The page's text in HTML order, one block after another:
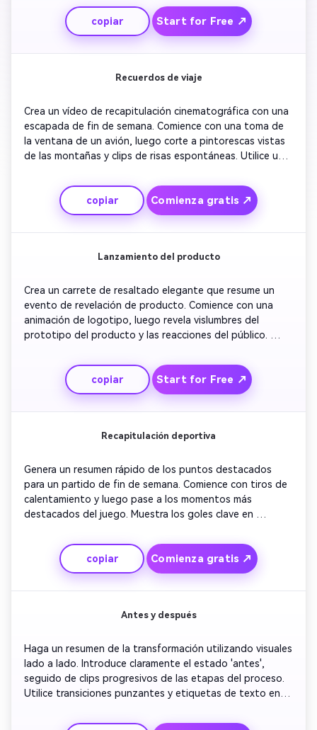
texto en negrita para cada tema clave. Mezcla aplausos
rápidos para mantener el ritmo. Incluye superposiciones
de marca cerca del final. Termina con música outro
optimista y un breve mensaje de agradecimiento en la
copiar Start for Free ↗
Recuerdos de viaje
Crea un vídeo de recapitulación cinematográfica con una
escapada de fin de semana. Comience con una toma de
la ventana de un avión, luego corte a pintorescas vistas
de las montañas y clips de risas espontáneas. Utilice una
Agregue suaves superposiciones de texto que describan
cada momento. Incluye un timelapse atardecer para
cerrar. Mantén el ritmo natural y nostálgico, ideal para los
carretes de Instagram.
copiar Comienza gratis ↗
Lanzamiento del producto
Crea un carrete de resaltado elegante que resume un
evento de revelación de producto. Comience con una
animación de logotipo, luego revela vislumbres del
prototipo del producto y las reacciones del público.
Utilice gráficos de movimiento rápido para enfatizar las
características del producto. Terminar con un tiro de
héroe limpio y una fuerte superposición de CTA que invita
a los pedidos anticipados.
copiar Start for Free ↗
Recapitulación deportiva
Genera un resumen rápido de los puntos destacados
para un partido de fin de semana. Comience con tiros de
calentamiento y luego pase a los momentos más
destacados del juego. Muestra los goles clave en
después de cada puntuación. Agregue superposiciones
estadísticas para reforzar el rendimiento. Concluye con
un momento de celebración y un outro de marca,
perfecto para fans o patrocinadores.
copiar Comienza gratis ↗
Antes y después
Haga un resumen de la transformación utilizando visuales
lado a lado. Introduce claramente el estado 'antes',
seguido de clips progresivos de las etapas del proceso.
Utilice transiciones punzantes y etiquetas de texto en
con una gran revelación enmarcada por música